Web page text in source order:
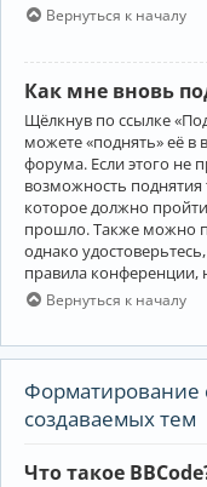
Вернуться к началу
Как мне вновь
Щёлкнув по ссылке
можете «поднять» её
форума. Если этого не
возможность
которое должно
прошло. Также можно
однако
правила конференции,
Вернуться к началу
создаваемых тем
Что такое